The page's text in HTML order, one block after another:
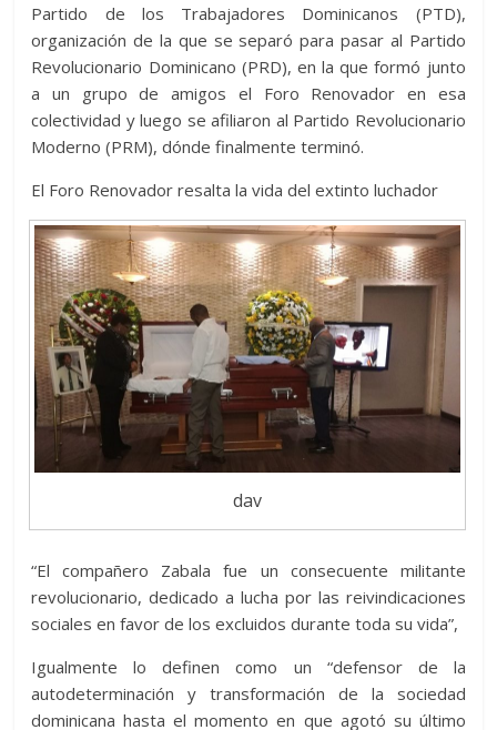
Partido de los Trabajadores Dominicanos (PTD),
organización de la que se separó para pasar al Partido
Revolucionario Dominicano (PRD), en la que formó junto
a un grupo de amigos el Foro Renovador en esa
colectividad y luego se afiliaron al Partido Revolucionario
Moderno (PRM), dónde finalmente terminó.
El Foro Renovador resalta la vida del extinto luchador
dav
“El compañero Zabala fue un consecuente militante
revolucionario, dedicado a lucha por las reivindicaciones
sociales en favor de los excluidos durante toda su vida”,
Igualmente lo definen como un “defensor de la
autodeterminación y transformación de la sociedad
dominicana hasta el momento en que agotó su último